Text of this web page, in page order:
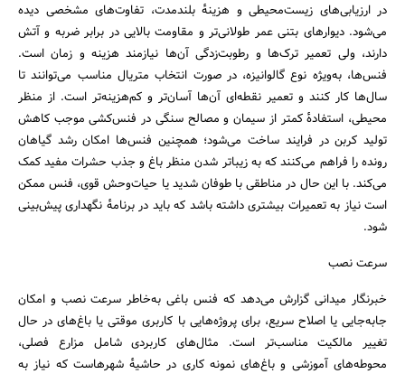
در ارزیابی‌های زیست‌محیطی و هزینهٔ بلندمدت، تفاوت‌های مشخصی دیده
می‌شود. دیوارهای بتنی عمر طولانی‌تر و مقاومت بالایی در برابر ضربه و آتش
دارند، ولی تعمیر ترک‌ها و رطوبت‌زدگی آن‌ها نیازمند هزینه و زمان است.
فنس‌ها، به‌ویژه نوع گالوانیزه، در صورت انتخاب متریال مناسب می‌توانند تا
سال‌ها کار کنند و تعمیر نقطه‌ای آن‌ها آسان‌تر و کم‌هزینه‌تر است. از منظر
محیطی، استفادهٔ کمتر از سیمان و مصالح سنگی در فنس‌کشی موجب کاهش
تولید کربن در فرایند ساخت می‌شود؛ همچنین فنس‌ها امکان رشد گیاهان
رونده را فراهم می‌کنند که به زیباتر شدن منظر باغ و جذب حشرات مفید کمک
می‌کند. با این حال در مناطقی با طوفان شدید یا حیات‌وحش قوی، فنس ممکن
است نیاز به تعمیرات بیشتری داشته باشد که باید در برنامهٔ نگهداری پیش‌بینی
شود.
سرعت نصب
خبرنگار میدانی گزارش می‌دهد که فنس باغی به‌خاطر سرعت نصب و امکان
جابه‌جایی یا اصلاح سریع، برای پروژه‌هایی با کاربری موقتی یا باغ‌های در حال
تغییر مالکیت مناسب‌تر است. مثال‌های کاربردی شامل مزارع فصلی،
محوطه‌های آموزشی و باغ‌های نمونه کاری در حاشیهٔ شهرهاست که نیاز به